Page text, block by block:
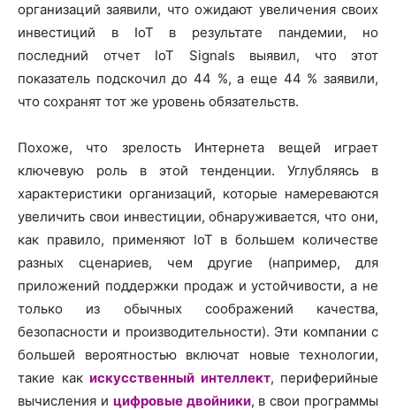
организаций заявили, что ожидают увеличения своих
инвестиций в IoT в результате пандемии, но
последний отчет IoT Signals выявил, что этот
показатель подскочил до 44 %, а еще 44 % заявили,
что сохранят тот же уровень обязательств.
Похоже, что зрелость Интернета вещей играет
ключевую роль в этой тенденции. Углубляясь в
характеристики организаций, которые намереваются
увеличить свои инвестиции, обнаруживается, что они,
как правило, применяют IoT в большем количестве
разных сценариев, чем другие (например, для
приложений поддержки продаж и устойчивости, а не
только из обычных соображений качества,
безопасности и производительности). Эти компании с
большей вероятностью включат новые технологии,
такие как искусственный интеллект, периферийные
вычисления и цифровые двойники, в свои программы